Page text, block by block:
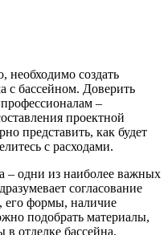
необходимо создать
с бассейном. Доверить
–
проектной
представить, как будет
с расходами.
– одни из наиболее важных
согласование
его формы, наличие
подобрать материалы,
в отделке бассейна.